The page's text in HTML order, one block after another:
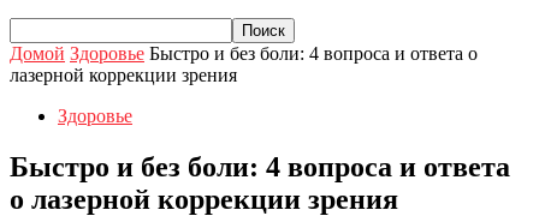
Домой Здоровье Быстро и без боли: 4 вопроса и ответа о
лазерной коррекции зрения
Здоровье
Быстро и без боли: 4 вопроса и ответа
о лазерной коррекции зрения